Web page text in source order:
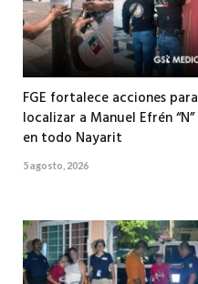
FGE fortalece acciones para
localizar a Manuel Efrén “N”
en todo Nayarit
5 agosto, 2026